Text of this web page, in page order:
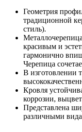
Геометрия
традиционной
стиль).
красивым и
гармонично
Черепица
В изготовлении
Кровля
коррозии,
Представлена
различными